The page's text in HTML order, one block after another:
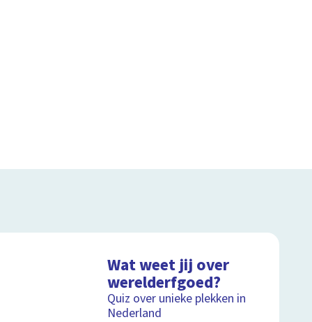
Wat weet jij over
werelderfgoed?
Quiz over unieke plekken in
Nederland